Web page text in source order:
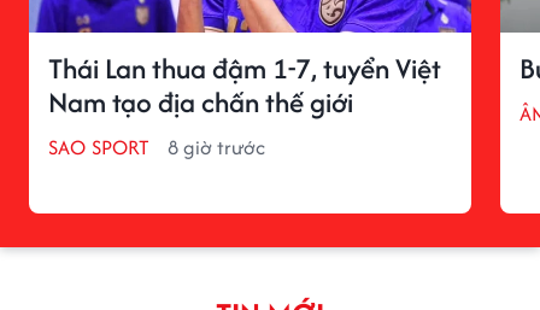
Thái Lan thua đậm 1-7, tuyển Việt
Nam tạo địa chấn thế giới
SAO SPORT 8 giờ trước